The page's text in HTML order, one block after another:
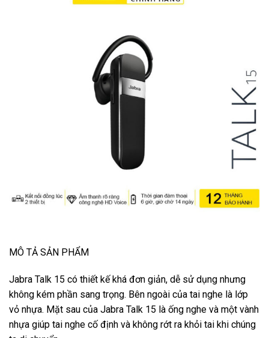
MÔ TẢ SẢN PHẨM
Jabra Talk 15 có thiết kế khá đơn giản, dễ sử dụng nhưng
không kém phần sang trọng. Bên ngoài của tai nghe là lớp
vỏ nhựa. Mặt sau của Jabra Talk 15 là ống nghe và một vành
nhựa giúp tai nghe cố định và không rớt ra khỏi tai khi chúng